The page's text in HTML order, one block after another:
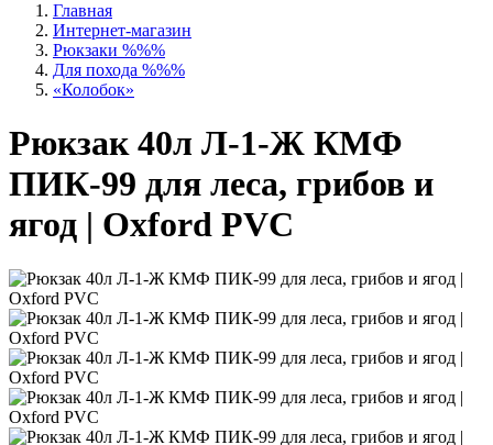
Главная
Интернет-магазин
Рюкзаки %%%
Для похода %%%
«Колобок»
Рюкзак 40л Л-1-Ж КМФ
ПИК-99 для леса, грибов и
ягод | Oxford PVC